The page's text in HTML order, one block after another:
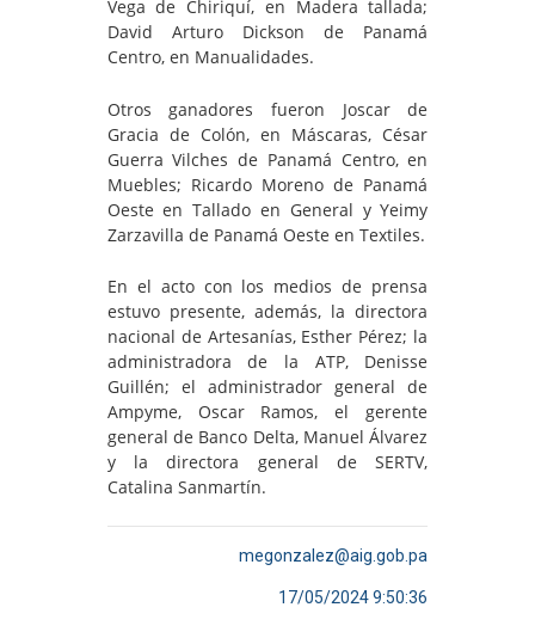
Vega de Chiriquí, en Madera tallada;
David Arturo Dickson de Panamá
Centro, en Manualidades.
Otros ganadores fueron Joscar de
Gracia de Colón, en Máscaras, César
Guerra Vilches de Panamá Centro, en
Muebles; Ricardo Moreno de Panamá
Oeste en Tallado en General y Yeimy
Zarzavilla de Panamá Oeste en Textiles.
En el acto con los medios de prensa
estuvo presente, además, la directora
nacional de Artesanías, Esther Pérez; la
administradora de la ATP, Denisse
Guillén; el administrador general de
Ampyme, Oscar Ramos, el gerente
general de Banco Delta, Manuel Álvarez
y la directora general de SERTV,
Catalina Sanmartín.
megonzalez@aig.gob.pa
17/05/2024 9:50:36